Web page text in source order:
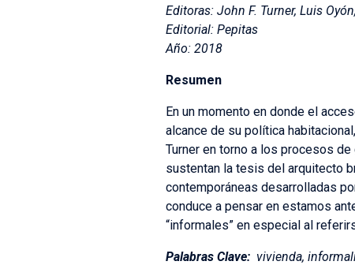
Editoras: John F. Turner, Luis
Editorial: Pepitas
Año: 2018
Resumen
En un momento en donde el
alcance de su política
Turner en torno a los procesos
sustentan la tesis del arquitecto
contemporáneas desarrolladas
conduce a pensar en estamos
“informales” en especial al
Palabras Clave: vivienda,